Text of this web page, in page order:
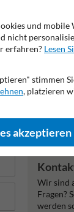
Vandalismus
Wir sind
Fragen?
werden
und mobile
nicht
erfahren? Lesen
stimmen
, platzieren
akzeptieren